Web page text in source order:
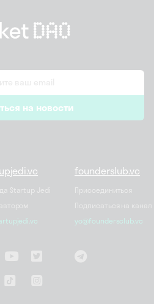
* на новости
Startup Jedi
founderslub.vc
Присоединиться
Подписаться на канал
yo@foundersclub.vc